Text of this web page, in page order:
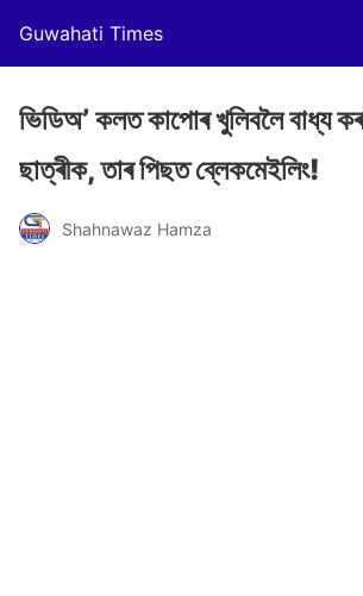
Guwahati Times
ভিডিঅ’ কলত কাপোৰ খুলিবলৈ বাধ্য
ছাত্ৰীক, তাৰ পিছত ব্লেকমেইলিং!
Shahnawaz Hamza